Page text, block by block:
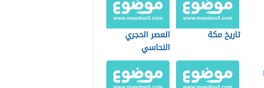
تاريخ مكة
العصر الحجري
النحاسي